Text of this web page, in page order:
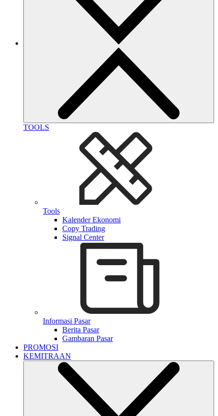
TOOLS
Tools
Kalender Ekonomi
Copy Trading
Signal Center
Informasi Pasar
Berita Pasar
Gambaran Pasar
PROMOSI
KEMITRAAN